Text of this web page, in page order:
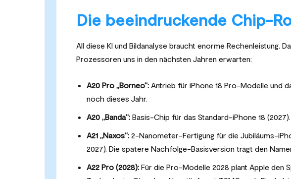
Die beeindruckende Chip-
All diese KI und Bildanalyse braucht enorme Rechenleistung.
Prozessoren uns in den nächsten Jahren erwarten:
A20 Pro „Borneo“: Antrieb für iPhone 18 Pro-Modelle und
noch dieses Jahr.
A20 „Banda“: Basis-Chip für das Standard-iPhone 18 (2027).
A21 „Naxos“: 2-Nanometer-Fertigung für die Jubiläums-
2027). Die spätere Nachfolge-Basisversion trägt den
A22 Pro (2028): Für die Pro-Modelle 2028 plant Apple den